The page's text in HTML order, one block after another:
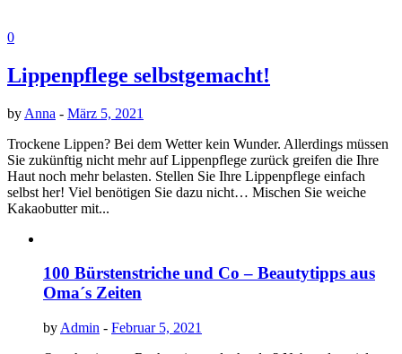
0
Lippenpflege selbstgemacht!
by Anna - März 5, 2021
Trockene Lippen? Bei dem Wetter kein Wunder. Allerdings müssen
Sie zukünftig nicht mehr auf Lippenpflege zurück greifen die Ihre
Haut noch mehr belasten. Stellen Sie Ihre Lippenpflege einfach
selbst her! Viel benötigen Sie dazu nicht… Mischen Sie weiche
Kakaobutter mit...
100 Bürstenstriche und Co – Beautytipps aus
Oma´s Zeiten
by Admin - Februar 5, 2021